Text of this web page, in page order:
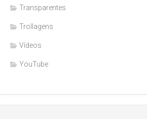
Transparentes
Trollagens
Vídeos
YouTube